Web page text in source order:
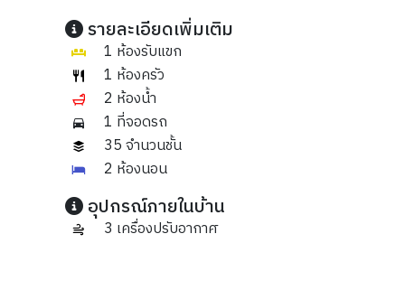
รายละเอียดเพิ่มเติม
1 ห้องรับแขก
1 ห้องครัว
2 ห้องน้ำ
1 ที่จอดรถ
35 จำนวนชั้น
2 ห้องนอน
อุปกรณ์ภายในบ้าน
3 เครื่องปรับอากาศ